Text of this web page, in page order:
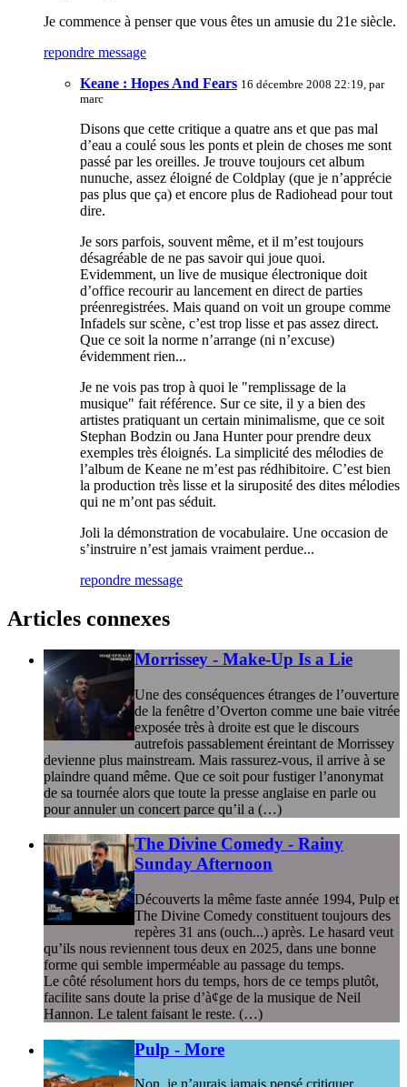
Je commence à penser que vous êtes un amusie du 21e siècle.
repondre message
Keane : Hopes And Fears 16 décembre 2008 22:19, par
marc
Disons que cette critique a quatre ans et que pas mal
d’eau a coulé sous les ponts et plein de choses me sont
passé par les oreilles. Je trouve toujours cet album
nunuche, assez éloigné de Coldplay (que je n’apprécie
pas plus que ça) et encore plus de Radiohead pour tout
dire.
Je sors parfois, souvent même, et il m’est toujours
désagréable de ne pas savoir qui joue quoi.
Evidemment, un live de musique électronique doit
d’office recourir au lancement en direct de parties
préenregistrées. Mais quand on voit un groupe comme
Infadels sur scène, c’est trop lisse et pas assez direct.
Que ce soit la norme n’arrange (ni n’excuse)
évidemment rien...
Je ne vois pas trop à quoi le "remplissage de la
musique" fait référence. Sur ce site, il y a bien des
artistes pratiquant un certain minimalisme, que ce soit
Stephan Bodzin ou Jana Hunter pour prendre deux
exemples très éloignés. La simplicité des mélodies de
l’album de Keane ne m’est pas rédhibitoire. C’est bien
la production très lisse et la siruposité des dites mélodies
qui ne m’ont pas séduit.
Joli la démonstration de vocabulaire. Une occasion de
s’instruire n’est jamais vraiment perdue...
repondre message
Articles connexes
Morrissey - Make-Up Is a Lie
Une des conséquences étranges de l’ouverture
de la fenêtre d’Overton comme une baie vitrée
exposée très à droite est que le discours
autrefois passablement éreintant de Morrissey
devienne plus mainstream. Mais rassurez-vous, il arrive à se
plaindre quand même. Que ce soit pour fustiger l’anonymat
de sa tournée alors que toute la presse anglaise en parle ou
pour annuler un concert parce qu’il a (…)
The Divine Comedy - Rainy
Sunday Afternoon
Découverts la même faste année 1994, Pulp et
The Divine Comedy constituent toujours des
repères 31 ans (ouch...) après. Le hasard veut
qu’ils nous reviennent tous deux en 2025, dans une bonne
forme qui semble imperméable au passage du temps.
Le côté résolument hors du temps, hors de ce temps plutôt,
facilite sans doute la prise d’à¢ge de la musique de Neil
Hannon. Le talent faisant le reste. (…)
Pulp - More